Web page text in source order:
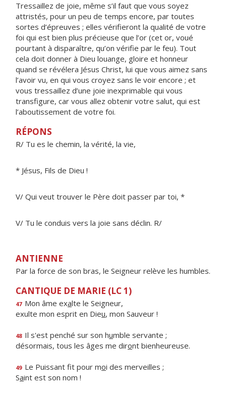
Tressaillez de joie, même s’il faut que vous soyez
attristés, pour un peu de temps encore, par toutes
sortes d’épreuves ; elles vérifieront la qualité de votre
foi qui est bien plus précieuse que l’or (cet or, voué
pourtant à disparaître, qu’on vérifie par le feu). Tout
cela doit donner à Dieu louange, gloire et honneur
quand se révélera Jésus Christ, lui que vous aimez sans
l’avoir vu, en qui vous croyez sans le voir encore ; et
vous tressaillez d’une joie inexprimable qui vous
transfigure, car vous allez obtenir votre salut, qui est
l’aboutissement de votre foi.
RÉPONS
R/ Tu es le chemin, la vérité, la vie,
* Jésus, Fils de Dieu !
V/ Qui veut trouver le Père doit passer par toi, *
V/ Tu le conduis vers la joie sans déclin. R/
ANTIENNE
Par la force de son bras, le Seigneur relève les humbles.
CANTIQUE DE MARIE (LC 1)
47 Mon âme exalte le Seigneur,
exulte mon esprit en Dieu, mon Sauveur !
48 Il s'est penché sur son humble servante ;
désormais, tous les âges me diront bienheureuse.
49 Le Puissant fit pour moi des merveilles ;
Saint est son nom !